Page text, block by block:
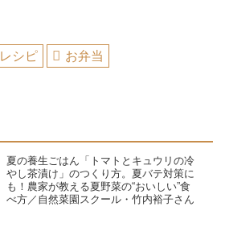
レシピ お弁当
夏の養生ごはん「トマトとキュウリの冷
やし茶漬け」のつくり方。夏バテ対策に
も！農家が教える夏野菜の“おいしい”食
べ方／自然菜園スクール・竹内裕子さん